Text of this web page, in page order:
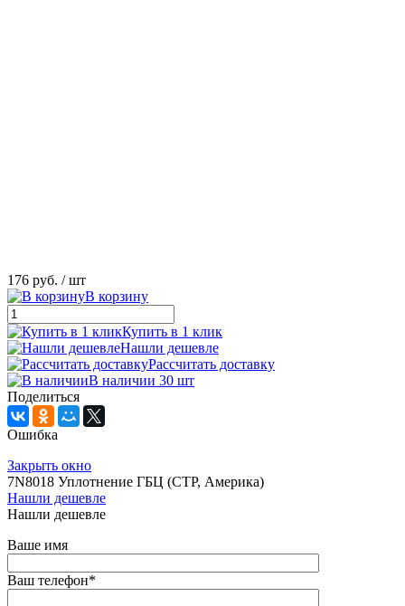
176 руб. / шт
В корзину
Купить в 1 клик
Нашли дешевле
Рассчитать доставку
В наличии 30 шт
Поделиться
Ошибка
Закрыть окно
7N8018 Уплотнение ГБЦ (CTP, Америка)
Нашли дешевле
Нашли дешевле
Ваше имя
Ваш телефон*